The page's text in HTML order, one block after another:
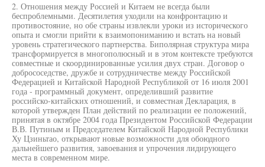
2. Отношения между Россией и Китаем не всегда были
беспроблемными. Десятилетия уходили на конфронтацию и
противостояние, но обе страны извлекли уроки из исторического
опыта и смогли прийти к взаимопониманию и встать на новый
уровень стратегического партнерства. Биполярная структура мира
трансформируется в многополюсный и в этом контексте требуются
совместные и скоординированные усилия двух стран. Договор о
добрососедстве, дружбе и сотрудничестве между Российской
Федерацией и Китайской Народной Республикой от 16 июля 2001
года - программный документ, определивший развитие
российско-китайских отношений, и совместная Декларация, в
которой утвержден План действий по реализации ее положений,
принятая в октябре 2004 года Президентом Российской Федерации
В.В. Путиным и Председателем Китайской Народной Республики
Ху Цзиньтао, открывают новые возможности для обоюдного
дальнейшего развития, завоевания и упрочения лидирующего
места в современном мире.